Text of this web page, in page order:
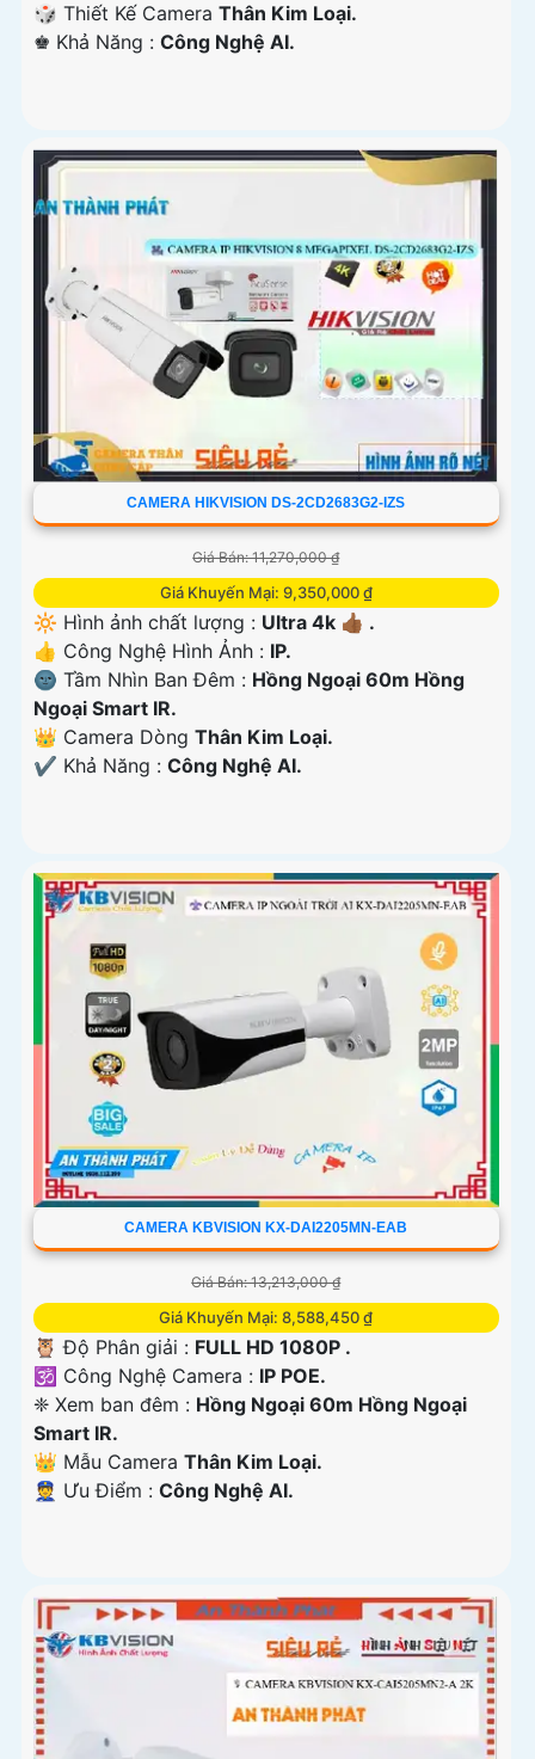
🎲 Thiết Kế Camera Thân Kim Loại.
️♚ Khả Năng : Công Nghệ AI.
CAMERA HIKVISION DS-2CD2683G2-IZS
Giá Bán: 11,270,000 ₫
Giá Khuyến Mại: 9,350,000 ₫
🔆 Hình ảnh chất lượng : Ultra 4k 👍🏾 .
👍 Công Nghệ Hình Ảnh : IP.
🌚 Tầm Nhìn Ban Đêm : Hồng Ngoại 60m Hồng
Ngoại Smart IR.
👑 Camera Dòng Thân Kim Loại.
️✔️ Khả Năng : Công Nghệ AI.
CAMERA KBVISION KX-DAI2205MN-EAB
Giá Bán: 13,213,000 ₫
Giá Khuyến Mại: 8,588,450 ₫
🦉 Độ Phân giải : FULL HD 1080P .
🕉️ Công Nghệ Camera : IP POE.
❈ Xem ban đêm : Hồng Ngoại 60m Hồng Ngoại
Smart IR.
👑 Mẫu Camera Thân Kim Loại.
️👮 Ưu Điểm : Công Nghệ AI.